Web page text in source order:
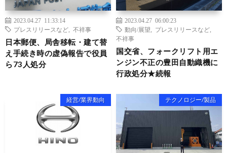
2023.04.27 11:33:14
プレスリリースなど
不祥事
日本郵便、局舎移転・建て替
え手続き時の虚偽報告で役員
ら73人処分
2023.04.27 06:00:23
動向/展望
プレスリリースなど
不祥事
国交省、フォークリフト用エ
ンジン不正の豊田自動織機に
行政処分★続報
経営/業界動向 テクノロジー/製品